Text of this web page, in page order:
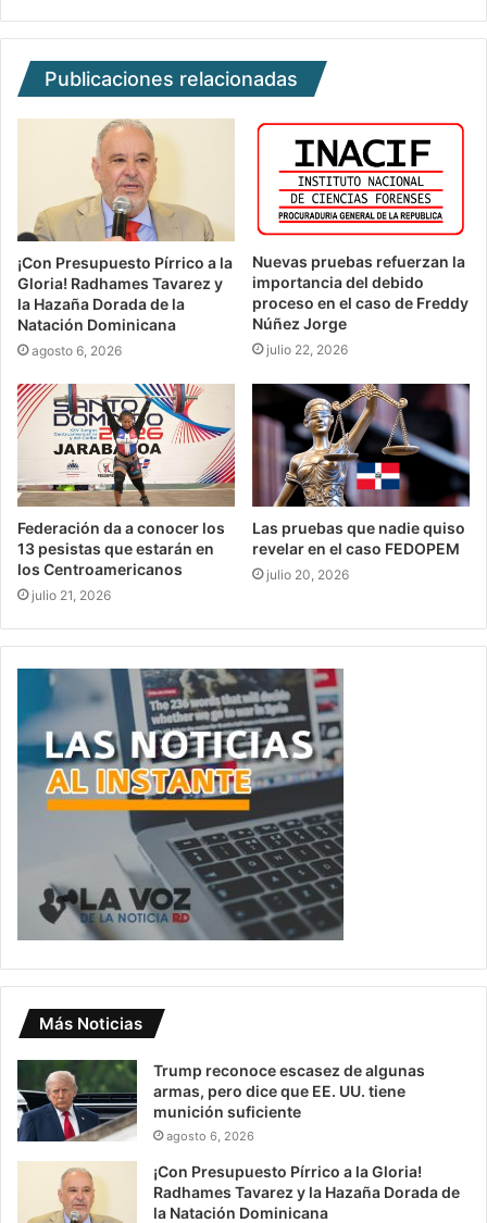
Publicaciones relacionadas
¡Con Presupuesto Pírrico a la
Gloria! Radhames Tavarez y
la Hazaña Dorada de la
Natación Dominicana
agosto 6, 2026
Nuevas pruebas refuerzan la
importancia del debido
proceso en el caso de Freddy
Núñez Jorge
julio 22, 2026
Federación da a conocer los
13 pesistas que estarán en
los Centroamericanos
julio 21, 2026
Las pruebas que nadie quiso
revelar en el caso FEDOPEM
julio 20, 2026
Más Noticias
Trump reconoce escasez de algunas
armas, pero dice que EE. UU. tiene
munición suficiente
agosto 6, 2026
¡Con Presupuesto Pírrico a la Gloria!
Radhames Tavarez y la Hazaña Dorada de
la Natación Dominicana